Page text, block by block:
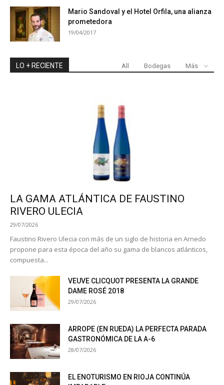
Mario Sandoval y el Hotel Orfila, una alianza
prometedora
19/04/2017
LO + RECIENTE All Bodegas Más
LA GAMA ATLÁNTICA DE FAUSTINO
RIVERO ULECIA
29/07/2026
Faustino Rivero Ulecia con más de un siglo de historia en Arnedo
propone para esta época del año su gama de blancos atlánticos,
compuesta...
VEUVE CLICQUOT PRESENTA LA GRANDE
DAME ROSÉ 2018
29/07/2026
ARROPE (EN RUEDA) LA PERFECTA PARADA
GASTRONÓMICA DE LA A-6
28/07/2026
EL ENOTURISMO EN RIOJA CONTINÚA